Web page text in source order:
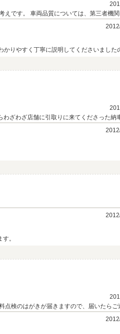
えです。 車両品質については、第三者機
しても、保証会社による保証制度を採用
りやすく丁寧に説明してくださいました
。この度はありがとうございました！！
ざわざ店舗に引取りに来てくださった納
して素人とお書きになっていますが、「
長く車に乗れることに繋がります。どう
。
検のはがきが届きますので、届いたらご